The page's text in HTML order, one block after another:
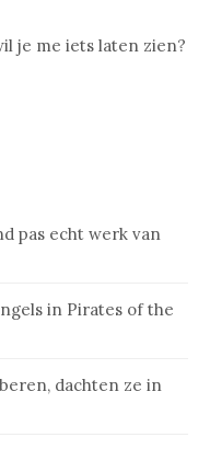
je me iets laten zien?
pas echt werk van
in Pirates of the
dachten ze in